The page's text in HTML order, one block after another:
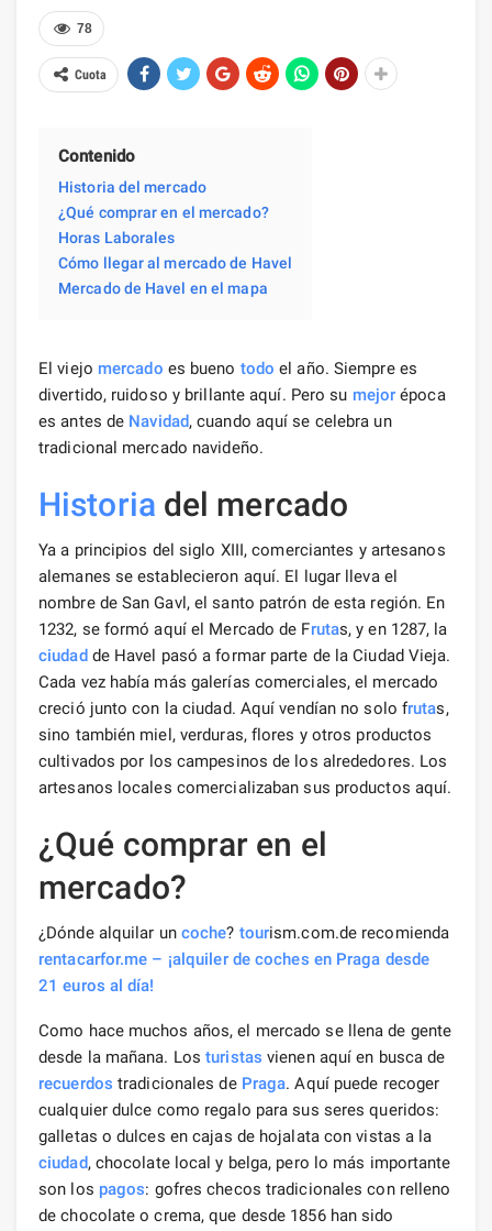
78
Cuota
Contenido
Historia del mercado
¿Qué comprar en el mercado?
Horas Laborales
Cómo llegar al mercado de Havel
Mercado de Havel en el mapa
El viejo mercado es bueno todo el año. Siempre es
divertido, ruidoso y brillante aquí. Pero su mejor época
es antes de Navidad, cuando aquí se celebra un
tradicional mercado navideño.
Historia del mercado
Ya a principios del siglo XIII, comerciantes y artesanos
alemanes se establecieron aquí. El lugar lleva el
nombre de San Gavl, el santo patrón de esta región. En
1232, se formó aquí el Mercado de Frutas, y en 1287, la
ciudadde Havel pasó a formar parte de la Ciudad Vieja.
Cada vez había más galerías comerciales, el mercado
creció junto con la ciudad. Aquí vendían no solo frutas,
sino también miel, verduras, flores y otros productos
cultivados por los campesinos de los alrededores. Los
artesanos locales comercializaban sus productos aquí.
¿Qué comprar en el
mercado?
¿Dónde alquilar un coche? tourism.com.de recomienda
rentacarfor.me – ¡alquiler de coches en Praga desde
21 euros al día!
Como hace muchos años, el mercado se llena de gente
desde la mañana. Losturistas vienen aquí en busca de
recuerdos tradicionales de Praga. Aquí puede recoger
cualquier dulce como regalo para sus seres queridos:
galletas o dulces en cajas de hojalata con vistas a la
ciudad, chocolate local y belga, pero lo más importante
son los pagos: gofres checos tradicionales con relleno
de chocolate o crema, que desde 1856 han sido